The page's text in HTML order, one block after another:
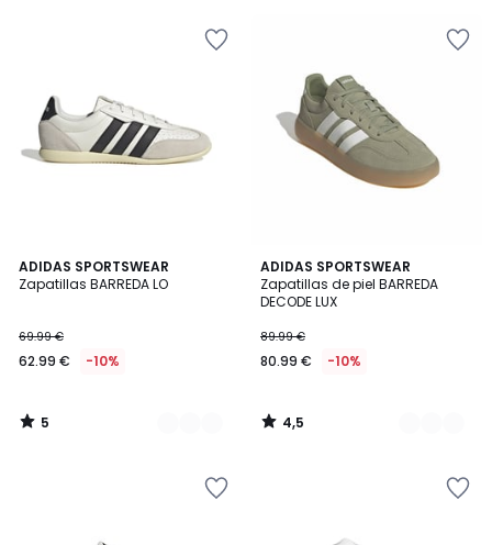
ADIDAS SPORTSWEAR
Zapatillas BARREDA LO
69.99 €
62.99 € -10%
5
/
4
Colores
5
/
ADIDAS SPORTSWEAR
Zapatillas de piel BARREDA
DECODE LUX
89.99 €
80.99 € -10%
4,5
/ 5
2
Colores
4,5
/